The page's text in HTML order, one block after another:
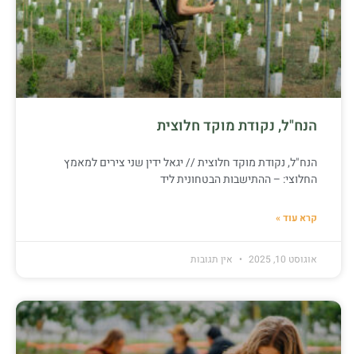
הנח"ל, נקודת מוקד חלוצית
הנח"ל, נקודת מוקד חלוצית // יגאל ידין שני צירים למאמץ
החלוצי: – ההתישבות הבטחונית ליד
קרא עוד »
אוגוסט 10, 2025 אין תגובות